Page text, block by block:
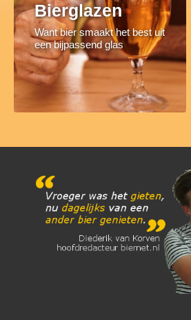
Bierglazen
Want bier smaakt het best uit
een bijpassend glas